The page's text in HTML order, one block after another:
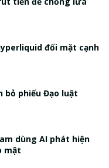
đối mặt cạnh
bỏ phiếu Đạo luật
dùng AI phát hiện
mật